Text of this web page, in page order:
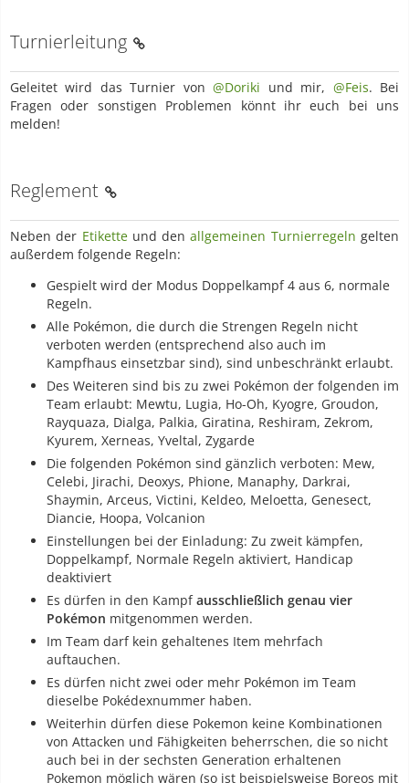
Turnierleitung
Geleitet wird das Turnier von@Doriki und mir, @Feis. Bei
Fragen oder sonstigen Problemen könnt ihr euch bei uns
melden!
Reglement
Neben der Etiketteund denallgemeinen Turnierregeln gelten
außerdem folgende Regeln:
Gespielt wird der Modus Doppelkampf 4 aus 6, normale
Regeln.
Alle Pokémon, die durch die Strengen Regeln nicht
verboten werden (entsprechend also auch im
Kampfhaus einsetzbar sind), sind unbeschränkt erlaubt.
Des Weiteren sind bis zu zwei Pokémon der folgenden im
Team erlaubt: Mewtu, Lugia, Ho-Oh, Kyogre, Groudon,
Rayquaza, Dialga, Palkia, Giratina, Reshiram, Zekrom,
Kyurem, Xerneas, Yveltal, Zygarde
Die folgenden Pokémon sind gänzlich verboten: Mew,
Celebi, Jirachi, Deoxys, Phione, Manaphy, Darkrai,
Shaymin, Arceus, Victini, Keldeo, Meloetta, Genesect,
Diancie, Hoopa, Volcanion
Einstellungen bei der Einladung: Zu zweit kämpfen,
Doppelkampf, Normale Regeln aktiviert, Handicap
deaktiviert
Es dürfen in den Kampfausschließlich genau vier
Pokémon mitgenommen werden.
Im Team darf kein gehaltenes Item mehrfach
auftauchen.
Es dürfen nicht zwei oder mehr Pokémon im Team
dieselbe Pokédexnummer haben.
Weiterhin dürfen diese Pokemon keine Kombinationen
von Attacken und Fähigkeiten beherrschen, die so nicht
auch bei in der sechsten Generation erhaltenen
Pokemon möglich wären (so ist beispielsweise Boreos mit